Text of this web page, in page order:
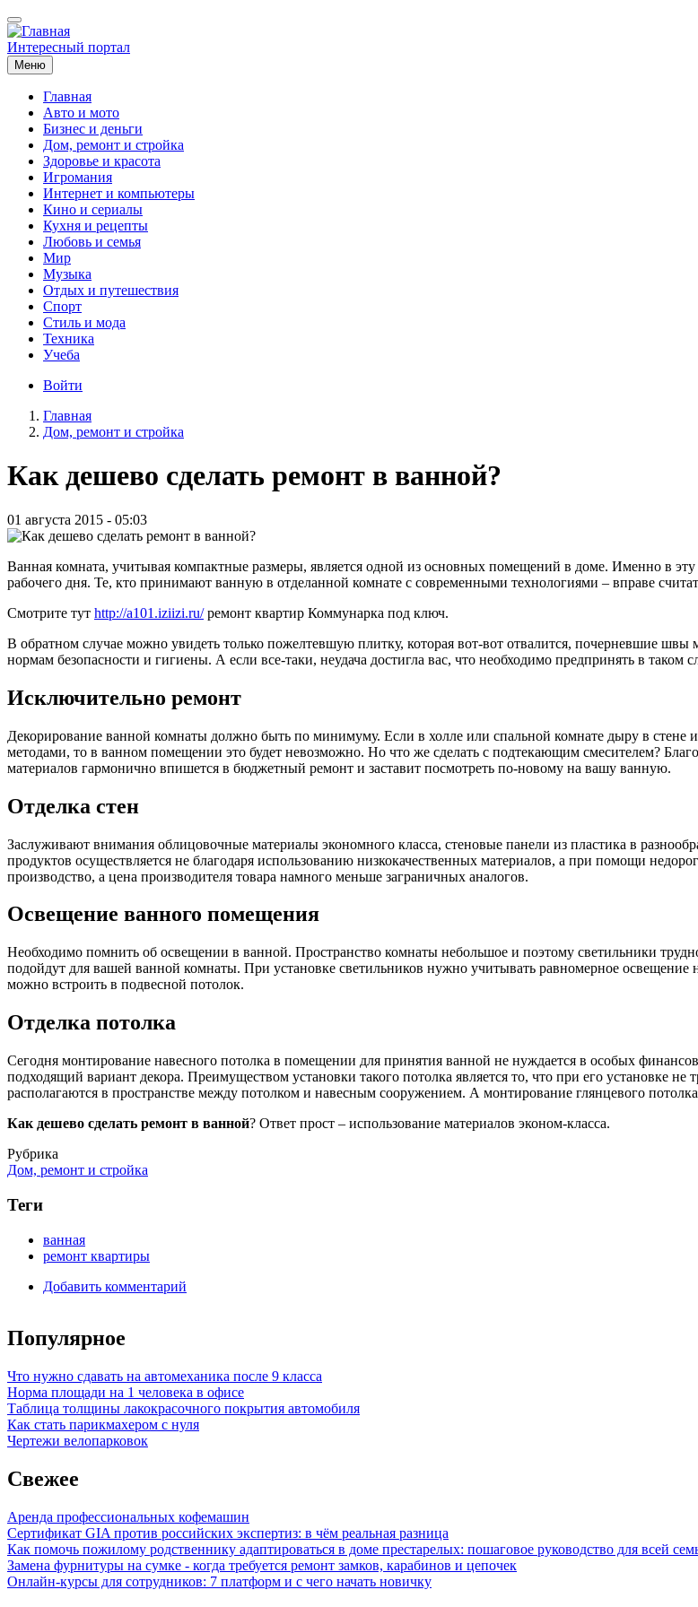
Перейти
к
основному
содержанию
Интересный портал
Меню
Основная
навигация
Главная
Авто и мото
Бизнес и деньги
Дом, ремонт и стройка
Здоровье и красота
Игромания
Интернет и компьютеры
Кино и сериалы
Кухня и рецепты
Любовь и семья
Мир
Музыка
Отдых и путешествия
Спорт
Стиль и мода
Техника
Учеба
Меню
записи
пользователя
Войти
Строка
навигации
Главная
Дом, ремонт и стройка
Как дешево сделать ремонт в ванной?
01 августа 2015 - 05:03
Ванная комната, учитывая компактные размеры, является одной из основных помещений в доме. Именно в
рабочего дня. Те, кто принимают ванную в отделанной комнате с современными технологиями – вправе
Смотрите тут http://a101.iziizi.ru/ремонт квартир Коммунарка под ключ.
В обратном случае можно увидеть только пожелтевшую плитку, которая вот-вот отвалится, почерневшие
нормам безопасности и гигиены. А если все-таки, неудача достигла вас, что необходимо предпринять в таком
Исключительно ремонт
Декорирование ванной комнаты должно быть по минимуму. Если в холле или спальной комнате дыру в
методами, то в ванном помещении это будет невозможно. Но что же сделать с подтекающим смесителем?
материалов гармонично впишется в бюджетный ремонт и заставит посмотреть по-новому на вашу ванную.
Отделка стен
Заслуживают внимания облицовочные материалы экономного класса, стеновые панели из пластика в
продуктов осуществляется не благодаря использованию низкокачественных материалов, а при помощи
производство, а цена производителя товара намного меньше заграничных аналогов.
Освещение ванного помещения
Необходимо помнить об освещении в ванной. Пространство комнаты небольшое и поэтому светильники
подойдут для вашей ванной комнаты. При установке светильников нужно учитывать равномерное освещение
можно встроить в подвесной потолок.
Отделка потолка
Сегодня монтирование навесного потолка в помещении для принятия ванной не нуждается в особых
подходящий вариант декора. Преимуществом установки такого потолка является то, что при его установке
располагаются в пространстве между потолком и навесным сооружением. А монтирование глянцевого
Как дешево сделать ремонт в ванной? Ответ прост – использование материалов эконом-класса.
Рубрика
Дом, ремонт и стройка
Теги
ванная
ремонт квартиры
Добавить комментарий
Популярное
Что нужно сдавать на автомеханика после 9 класса
Норма площади на 1 человека в офисе
Таблица толщины лакокрасочного покрытия автомобиля
Как стать парикмахером с нуля
Чертежи велопарковок
Свежее
Аренда профессиональных кофемашин
Сертификат GIA против российских экспертиз: в чём реальная разница
Как помочь пожилому родственнику адаптироваться в доме престарелых: пошаговое руководство для всей
Замена фурнитуры на сумке - когда требуется ремонт замков, карабинов и цепочек
Онлайн-курсы для сотрудников: 7 платформ и с чего начать новичку